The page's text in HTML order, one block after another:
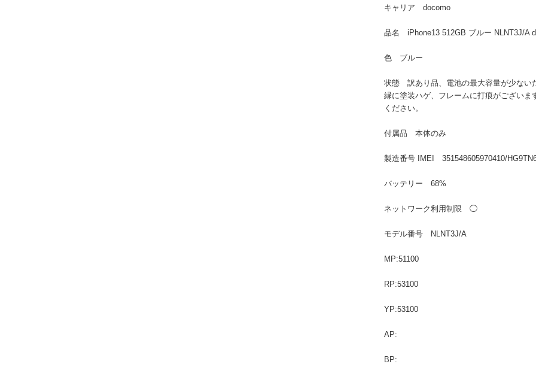
キャリア docomo
品名 iPhone13 512GB ブルー NLNT3J/A
色 ブルー
状態 訳あり品、電池の最大容量が少ない
縁に塗装ハゲ、フレームに打痕がござい
ください。
付属品 本体のみ
製造番号 IMEI 351548605970410/
バッテリー 68%
ネットワーク利用制限 ◯
モデル番号 NLNT3J/A
MP:51100
RP:53100
YP:53100
AP:
BP: